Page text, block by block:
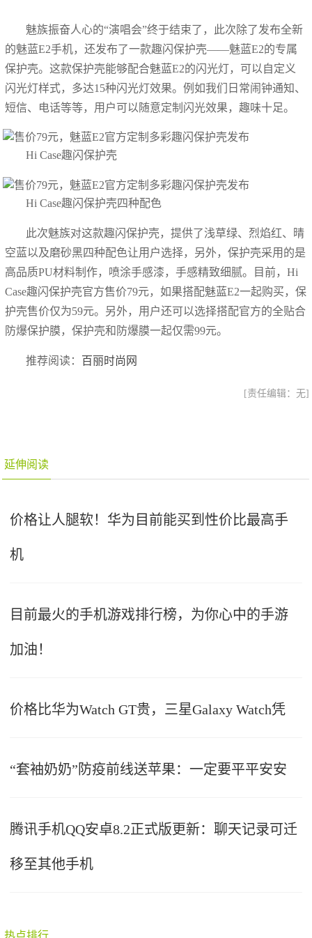
魅族振奋人心的“演唱会”终于结束了，此次除了发布全新
的魅蓝E2手机，还发布了一款趣闪保护壳——魅蓝E2的专属
保护壳。这款保护壳能够配合魅蓝E2的闪光灯，可以自定义
闪光灯样式，多达15种闪光灯效果。例如我们日常闹钟通知、
短信、电话等等，用户可以随意定制闪光效果，趣味十足。
Hi Case趣闪保护壳
Hi Case趣闪保护壳四种配色
此次魅族对这款趣闪保护壳，提供了浅草绿、烈焰红、晴
空蓝以及磨砂黑四种配色让用户选择，另外，保护壳采用的是
高品质PU材料制作，喷涂手感漆，手感精致细腻。目前，Hi
Case趣闪保护壳官方售价79元，如果搭配魅蓝E2一起购买，保
护壳售价仅为59元。另外，用户还可以选择搭配官方的全贴合
防爆保护膜，保护壳和防爆膜一起仅需99元。
推荐阅读： 百丽时尚网
[责任编辑：无]
延伸阅读
价格让人腿软！华为目前能买到性价比最高手
机
目前最火的手机游戏排行榜，为你心中的手游
加油！
价格比华为Watch GT贵，三星Galaxy Watch凭
“套袖奶奶”防疫前线送苹果：一定要平平安安
腾讯手机QQ安卓8.2正式版更新：聊天记录可迁
移至其他手机
热点排行